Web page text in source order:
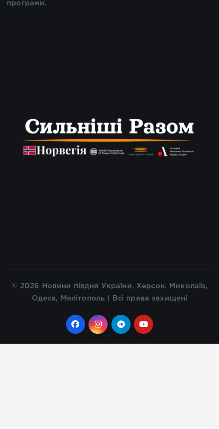
програми.
© 2026 Новини півдня України, Херсон, Миколаїв,
Одеса, Мелітополь | Всі права захищені